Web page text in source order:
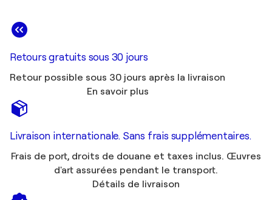
Retours gratuits sous 30 jours
Retour possible sous 30 jours après la livraison
En savoir plus
Livraison internationale. Sans frais supplémentaires.
Frais de port, droits de douane et taxes inclus. Œuvres
d'art assurées pendant le transport.
Détails de livraison